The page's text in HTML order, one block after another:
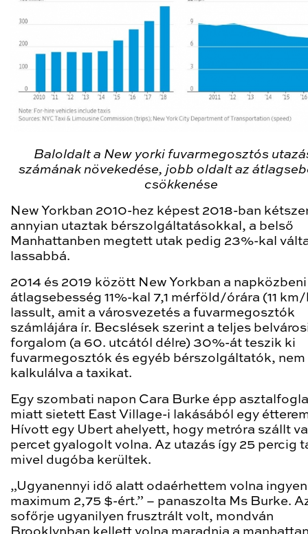
Baloldalt a New yorki fuvarmegosztós
számának növekedése, jobb oldalt az
csökkenése
New Yorkban 2010-hez képest 2018-ban
annyian utaztak bérszolgáltatásokkal, a belső
Manhattanben megtett utak pedig 23%-kal
lassabbá.
2014 és 2019 között New Yorkban a napközbeni
átlagsebesség 11%-kal 7,1 mérföld/órára (11 km/
lassult, amit a városvezetés a fuvarmegosztók
számlájára ír. Becslések szerint a teljes
forgalom (a 60. utcától délre) 30%-át teszik ki
fuvarmegosztók és egyéb bérszolgáltatók, nem
kalkulálva a taxikat.
Egy szombati napon Cara Burke épp
miatt sietett East Village-i lakásából egy
Hívott egy Ubert ahelyett, hogy metróra szállt
percet gyalogolt volna. Az utazás így 25 percig
mivel dugóba kerültek.
„Ugyanennyi idő alatt odaérhettem volna
maximum 2,75 $-ért.” – panaszolta Ms Burke.
sofőrje ugyanilyen frusztrált volt, mondván